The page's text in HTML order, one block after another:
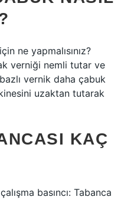
ne yapmalısınız?
verniği nemli tutar ve
bazlı vernik daha çabuk
uzaktan tutarak
KAÇ
basıncı: Tabanca